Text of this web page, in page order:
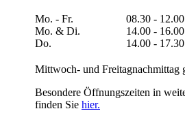
Mo. - Fr.
Mo. & Di.
Do.
08.30 -
14.00 -
14.00 -
Mittwoch- und Freitagnachmittag
Besondere Öffnungszeiten in
finden Sie hier.